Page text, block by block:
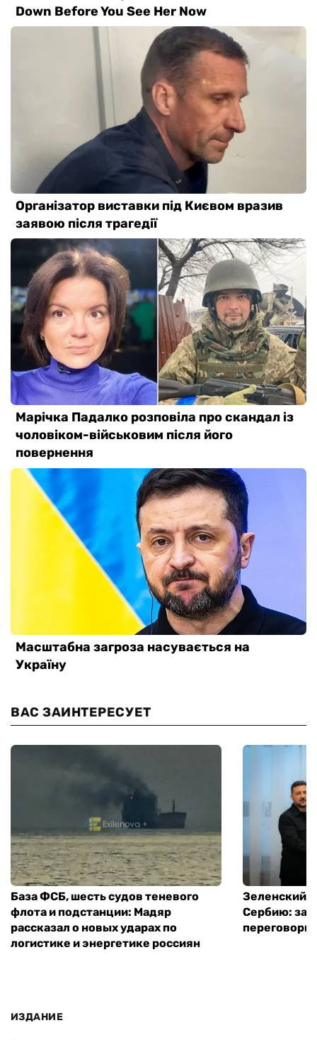
ВАС ЗАИНТЕРЕСУЕТ
База ФСБ, шесть судов теневого
флота и подстанции: Мадяр
рассказал о новых ударах по
логистике и энергетике россиян
Зеленский
Сербию:
переговоры
ИЗДАНИЕ